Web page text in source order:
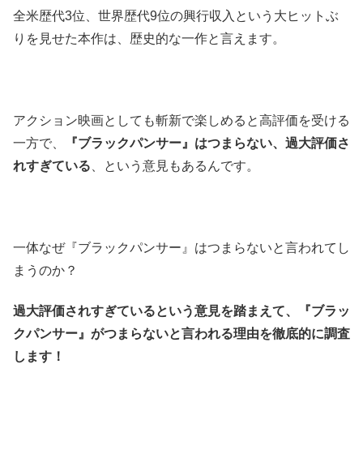
全米歴代3位、世界歴代9位の興行収入という大ヒットぶ
りを見せた本作は、歴史的な一作と言えます。
アクション映画としても斬新で楽しめると高評価を受ける
一方で、
『ブラックパンサー』はつまらない、過大評価さ
れすぎている 、という意見もあるんです。
一体なぜ『ブラックパンサー』はつまらないと言われてし
まうのか？
過大評価されすぎているという意見を踏まえて、『ブラッ
クパンサー』がつまらないと言われる理由を徹底的に調査
します！